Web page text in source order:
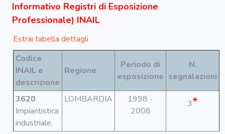
Informativo Registri di Esposizione
Professionale) INAIL
Estrai tabella dettagli
Codice
INAIL e
descrizione
Regione
Periodo di
esposizione
N.
segnalazioni
3620
Impiantistica
industriale.
LOMBARDIA
1998 -
2008
3*